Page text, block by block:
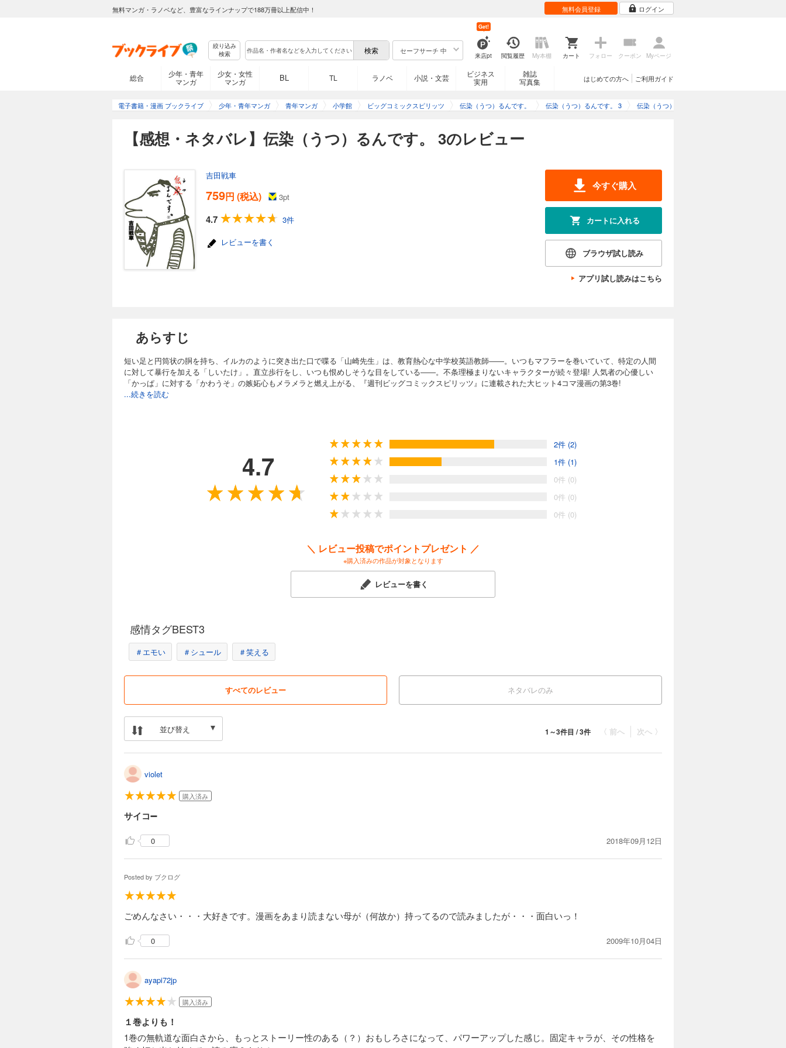
無料マンガ・ラノベなど、豊富なラインナップで188万冊以上配信中！ 無料会員登録 ログイン
絞り込み
検索
セーフサーチ 中
来店pt
Get!
閲覧履歴 My本棚 カート フォロー クーポン Myページ
総合
少年・青年
マンガ
少女・女性
マンガ
BL TL ラノベ 小説・文芸
ビジネス
実用
雑誌
写真集
ご利用ガイド
はじめての方へ
電子書籍・漫画 ブックライブ 少年・青年マンガ 青年マンガ 小学館 ビッグコミックスピリッツ 伝染（うつ）るんです。 伝染（うつ）るんです。 3 伝染（うつ）るんです。 3のレビュー
【感想・ネタバレ】伝染（うつ）るんです。 3のレビュー
吉田戦車
759円 (税込) 3pt
4.7
3件
レビューを書く
今すぐ購入
カートに入れる
ブラウザ試し読み
アプリ試し読みはこちら
あらすじ
短い足と円筒状の胴を持ち、イルカのように突き出た口で喋る「山崎先生」は、教育熱心な中学校英語教師――。いつもマフラーを巻いていて、特定の人間
に対して暴行を加える「しいたけ」。直立歩行をし、いつも恨めしそうな目をしている――。不条理極まりないキャラクターが続々登場! 人気者の心優しい
「かっぱ」に対する「かわうそ」の嫉妬心もメラメラと燃え上がる、『週刊ビッグコミックスピリッツ』に連載された大ヒット4コマ漫画の第3巻!
...続きを読む
4.7
2件 (2)
1件 (1)
0件 (0)
0件 (0)
0件 (0)
＼ レビュー投稿でポイントプレゼント ／
※購入済みの作品が対象となります
レビューを書く
感情タグBEST3
＃エモい ＃シュール ＃笑える
すべてのレビュー ネタバレのみ
並び替え 次へ 〉
〈 前へ
1～3件目 / 3件
violet
購入済み
サイコ➖
0 2018年09月12日
Posted by ブクログ
ごめんなさい・・・大好きです。漫画をあまり読まない母が（何故か）持ってるので読みましたが・・・面白いっ！
0 2009年10月04日
ayapi72jp
購入済み
１巻よりも！
1巻の無軌道な面白さから、もっとストーリー性のある（？）おもしろさになって、パワーアップした感じ。固定キャラが、その性格を